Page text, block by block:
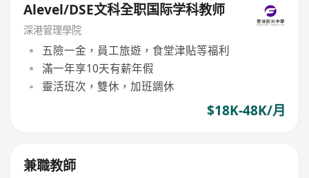
Alevel/DSE文科全职国际学科教师
深港管理學院
五險一金，員工旅遊，食堂津貼等福利
滿一年享10天有薪年假
靈活班次，雙休，加班調休
$18K-48K/月
兼職教師